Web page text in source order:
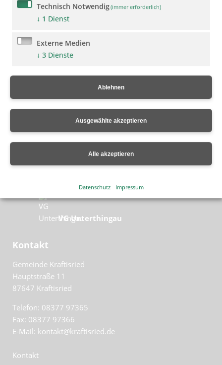
VG Unterthingau
Kontakt
Gemeinde Kraftisried
Hauptstraße 11
87647 Kraftisried
Telefon: 08377 97365
Fax: 08377 97366
E-Mail: kontakt@kraftisried.de
Kontakt
Technisch Notwendig(immer erforderlich)
↓ 1 Dienst
Externe Medien
↓ 3 Dienste
Ablehnen
Ausgewählte akzeptieren
Alle akzeptieren
Datenschutz Impressum